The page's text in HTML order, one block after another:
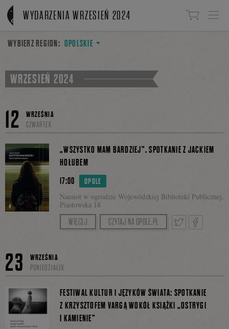
Linki do przejścia
WYDARZENIA WRZESIEŃ 2024
WYBIERZ REGION: OPOLSKIE
WRZESIEŃ 2024
12
WRZEŚNIA
CZWARTEK
17:00 OPOLE
Namiot w ogrodzie Wojewódzkiej Biblioteki Publicznej,
Piastowska 18
„WSZYSTKO MAM BARDZIEJ”. SPOTKANIE Z JACKIEM
HOŁUBEM
Spotkanie prowadzi: Elżbieta Sobolewska,
WIĘCEJ CZYTAJ NA OPOLE.PL
się
23
WRZEŚNIA
PONIEDZIAŁEK
FESTIWAL KULTUR I JĘZYKÓW ŚWIATA: SPOTKANIE
Z KRZYSZTOFEM VARGĄ WOKÓŁ KSIĄŻKI „OSTRYGI
I KAMIENIE”